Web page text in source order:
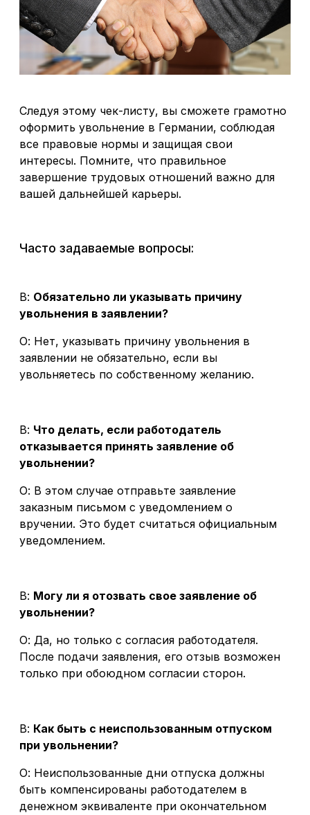
Следуя этому чек-листу, вы сможете грамотно
оформить увольнение в Германии, соблюдая
все правовые нормы и защищая свои
интересы. Помните, что правильное
завершение трудовых отношений важно для
вашей дальнейшей карьеры.
Часто задаваемые вопросы:
В: Обязательно ли указывать причину
увольнения в заявлении?
О: Нет, указывать причину увольнения в
заявлении не обязательно, если вы
увольняетесь по собственному желанию.
В: Что делать, если работодатель
отказывается принять заявление об
увольнении?
О: В этом случае отправьте заявление
заказным письмом с уведомлением о
вручении. Это будет считаться официальным
уведомлением.
В: Могу ли я отозвать свое заявление об
увольнении?
О: Да, но только с согласия работодателя.
После подачи заявления, его отзыв возможен
только при обоюдном согласии сторон.
В: Как быть с неиспользованным отпуском
при увольнении?
О: Неиспользованные дни отпуска должны
быть компенсированы работодателем в
денежном эквиваленте при окончательном